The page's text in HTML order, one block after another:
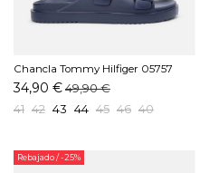
Chancla Tommy Hilfiger 05757
DW5 Marino
34,90 €49,90 €
41 42 43 44 45 46 40
Rebajado/ -25%